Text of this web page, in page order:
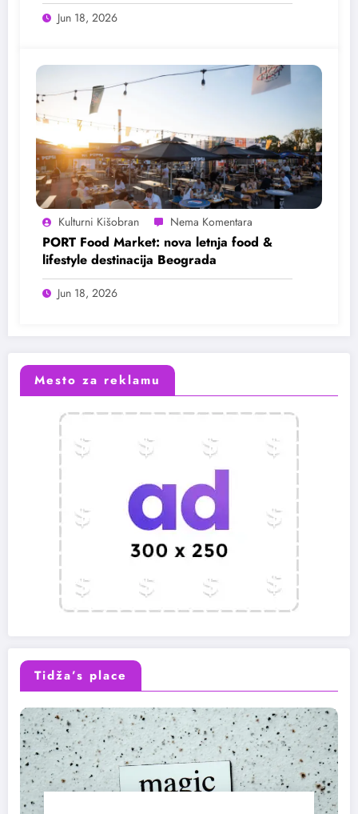
Jun 18, 2026
Kulturni Kišobran
PORT Food Market: nova letnja food &
lifestyle destinacija Beograda
Jun 18, 2026
Mesto za reklamu
Tidža’s place